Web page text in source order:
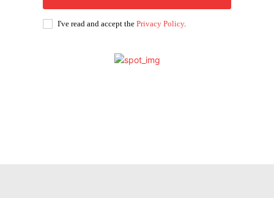
I've read and accept the Privacy Policy.